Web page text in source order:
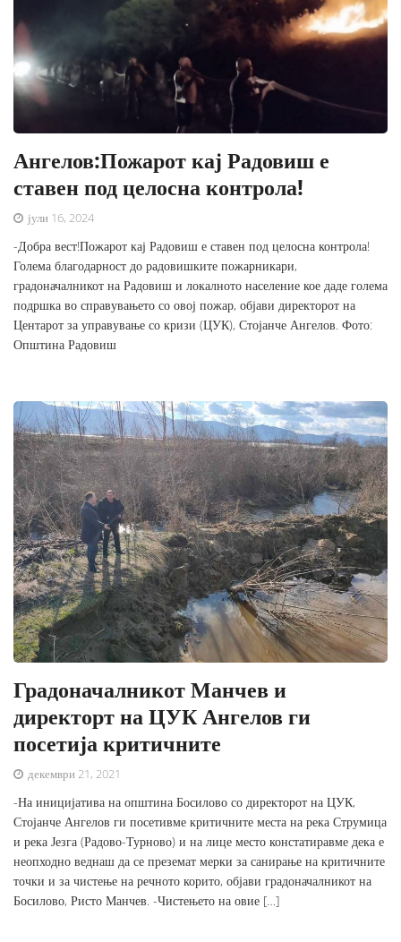
Ангелов:Пожарот кај Радовиш е
ставен под целосна контрола!
јули 16, 2024
-Добра вест!Пожарот кај Радовиш е ставен под целосна контрола!
Голема благодарност до радовишките пожарникари,
градоначалникот на Радовиш и локалното население кое даде голема
подршка во справувањето со овој пожар, објави директорот на
Центарот за управување со кризи (ЦУК), Стојанче Ангелов. Фото:
Општина Радовиш
Градоначалникот Манчев и
директорт на ЦУК Ангелов ги
посетија критичните
декември 21, 2021
-На иницијатива на општина Босилово со директорот на ЦУК,
Стојанче Ангелов ги посетивме критичните места на река Струмица
и река Језга (Радово-Турново) и на лице место констатиравме дека е
неопходно веднаш да се преземат мерки за санирање на критичните
точки и за чистење на речното корито, објави градоначалникот на
Босилово, Ристо Манчев. -Чистењето на овие […]